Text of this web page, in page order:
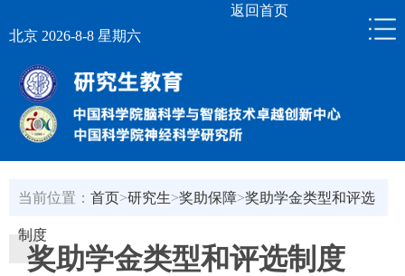
返回首页
北京 2026-8-8 星期六
当前位置： 首页>研究生>奖助保障>奖助学金类型和评选
制度
奖助学金类型和评选制度